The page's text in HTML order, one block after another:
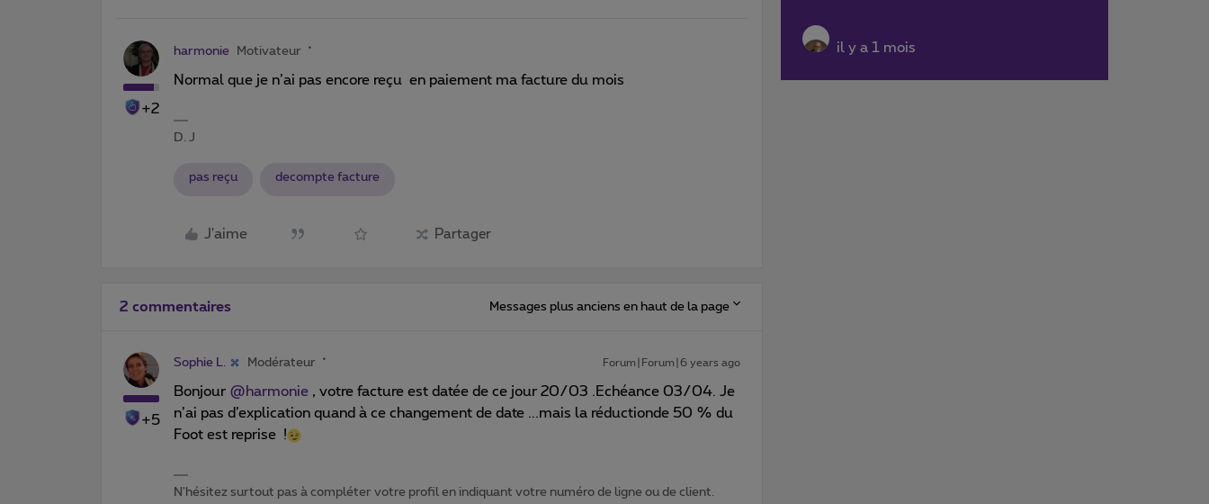
+2
harmonie Motivateur
Normal que je n’ai pas encore reçu en paiement ma facture du mois
D. J
pas reçu decompte facture
J'aime Partager
2 commentaires Messages plus anciens en haut de la page
+5
Sophie L. Modérateur Forum|Forum|6 years ago
Bonjour @harmonie , votre facture est datée de ce jour 20/03 .Echéance 03/04. Je
n’ai pas d’explication quand à ce changement de date ...mais la réductionde 50 % du
Foot est reprise !
N'hésitez surtout pas à compléter votre profil en indiquant votre numéro de ligne ou de client.
il y a 1 mois